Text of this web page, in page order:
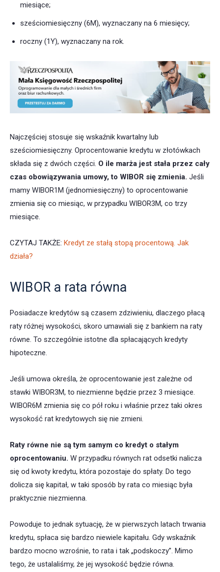
miesiące;
sześciomiesięczny (6M), wyznaczany na 6 miesięcy;
roczny (1Y), wyznaczany na rok.
Najczęściej stosuje się wskaźnik kwartalny lub
sześciomiesięczny. Oprocentowanie kredytu w złotówkach
składa się z dwóch części. O ile marża jest stała przez cały
czas obowiązywania umowy, to WIBOR się zmienia. Jeśli
mamy WIBOR1M (jednomiesięczny) to oprocentowanie
zmienia się co miesiąc, w przypadku WIBOR3M, co trzy
miesiące.
CZYTAJ TAKŻE: Kredyt ze stałą stopą procentową. Jak
działa?
WIBOR a rata równa
Posiadacze kredytów są czasem zdziwieniu, dlaczego płacą
raty różnej wysokości, skoro umawiali się z bankiem na raty
równe. To szczególnie istotne dla spłacających kredyty
hipoteczne.
Jeśli umowa określa, że oprocentowanie jest zależne od
stawki WIBOR3M, to niezmienne będzie przez 3 miesiące.
WIBOR6M zmienia się co pół roku i właśnie przez taki okres
wysokość rat kredytowych się nie zmieni.
Raty równe nie są tym samym co kredyt o stałym
oprocentowaniu. W przypadku równych rat odsetki nalicza
się od kwoty kredytu, która pozostaje do spłaty. Do tego
dolicza się kapitał, w taki sposób by rata co miesiąc była
praktycznie niezmienna.
Powoduje to jednak sytuację, że w pierwszych latach trwania
kredytu, spłaca się bardzo niewiele kapitału. Gdy wskaźnik
bardzo mocno wzrośnie, to rata i tak „podskoczy”. Mimo
tego, że ustalaliśmy, że jej wysokość będzie równa.